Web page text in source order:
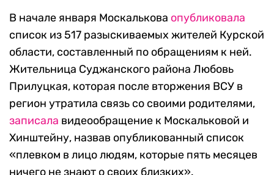
В начале января Москалькова опубликовала
список из 517 разыскиваемых жителей Курской
области, составленный по обращениям к ней.
Жительница Суджанского района Любовь
Прилуцкая, которая после вторжения ВСУ в
регион утратила связь со своими родителями,
записала видеообращение к Москальковой и
Хинштейну, назвав опубликованный список
«плевком в лицо людям, которые пять месяцев
ничего не знают о своих близких».